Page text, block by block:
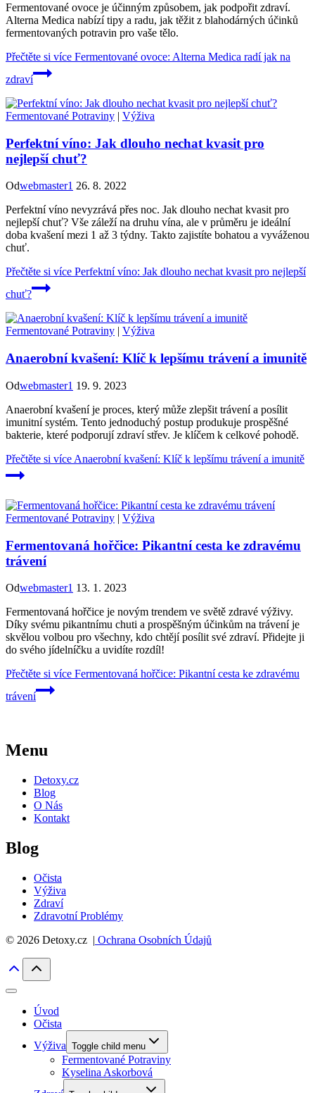
Fermentované ovoce je účinným způsobem, jak podpořit zdraví.
Alterna Medica nabízí tipy a radu, jak těžit z blahodárných účinků
fermentovaných potravin pro vaše tělo.
Přečtěte si více Fermentované ovoce: Alterna Medica radí jak na
zdraví
Fermentované Potraviny | Výživa
Perfektní víno: Jak dlouho nechat kvasit pro
nejlepší chuť?
Odwebmaster1 26. 8. 2022
Perfektní víno nevyzrává přes noc. Jak dlouho nechat kvasit pro
nejlepší chuť? Vše záleží na druhu vína, ale v průměru je ideální
doba kvašení mezi 1 až 3 týdny. Takto zajistíte bohatou a vyváženou
chuť.
Přečtěte si více Perfektní víno: Jak dlouho nechat kvasit pro nejlepší
chuť?
Fermentované Potraviny | Výživa
Anaerobní kvašení: Klíč k lepšímu trávení a imunitě
Odwebmaster1 19. 9. 2023
Anaerobní kvašení je proces, který může zlepšit trávení a posílit
imunitní systém. Tento jednoduchý postup produkuje prospěšné
bakterie, které podporují zdraví střev. Je klíčem k celkové pohodě.
Přečtěte si více Anaerobní kvašení: Klíč k lepšímu trávení a imunitě
Fermentované Potraviny | Výživa
Fermentovaná hořčice: Pikantní cesta ke zdravému
trávení
Odwebmaster1 13. 1. 2023
Fermentovaná hořčice je novým trendem ve světě zdravé výživy.
Díky svému pikantnímu chuti a prospěšným účinkům na trávení je
skvělou volbou pro všechny, kdo chtějí posílit své zdraví. Přidejte ji
do svého jídelníčku a uvidíte rozdíl!
Přečtěte si více Fermentovaná hořčice: Pikantní cesta ke zdravému
trávení
Menu
Detoxy.cz
Blog
O Nás
Kontakt
Blog
Očista
Výživa
Zdraví
Zdravotní Problémy
© 2026 Detoxy.cz | Ochrana Osobních Údajů
Úvod
Očista
Výživa Toggle child menu
Fermentované Potraviny
Kyselina Askorbová